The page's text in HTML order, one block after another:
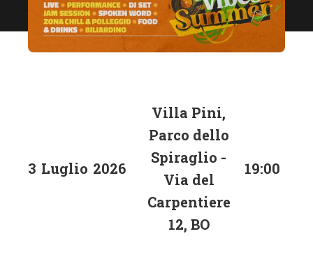
3 Luglio 2026
Villa Pini,
Parco dello
Spiraglio -
Via del
Carpentiere
12, BO
19:00